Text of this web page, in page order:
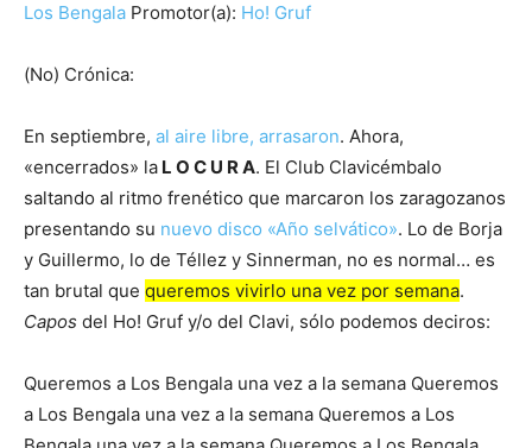
Los Bengala Promotor(a): Ho! Gruf
(No) Crónica:
En septiembre, al aire libre, arrasaron. Ahora,
«encerrados» la L O C U R A. El Club Clavicémbalo
saltando al ritmo frenético que marcaron los zaragozanos
presentando su nuevo disco «Año selvático». Lo de Borja
y Guillermo, lo de Téllez y Sinnerman, no es normal… es
tan brutal que queremos vivirlo una vez por semana.
Capos del Ho! Gruf y/o del Clavi, sólo podemos deciros:
Queremos a Los Bengala una vez a la semana Queremos
a Los Bengala una vez a la semana Queremos a Los